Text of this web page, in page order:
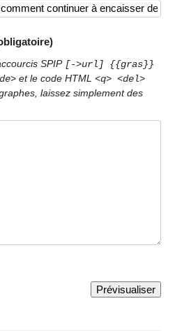
SPIP [->url] {{gras}}
et le code HTML <q> <del>
laissez simplement des